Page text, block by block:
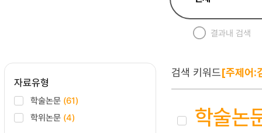
결과내 검색
자료유형
학술논문 (61)
학위논문 (4)
검색 키워드[주제어:
학술논